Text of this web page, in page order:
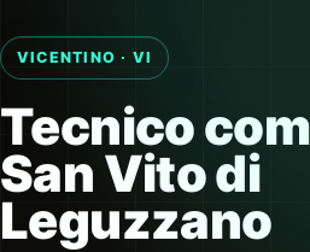
VICENTINO · VI
Tecnico
San Vito di
Leguzzano